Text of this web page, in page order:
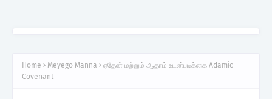
Home Meyego Manna
ஏதேன் மற்றும் ஆதாம் உடன்படிக்கை Adamic
Covenant